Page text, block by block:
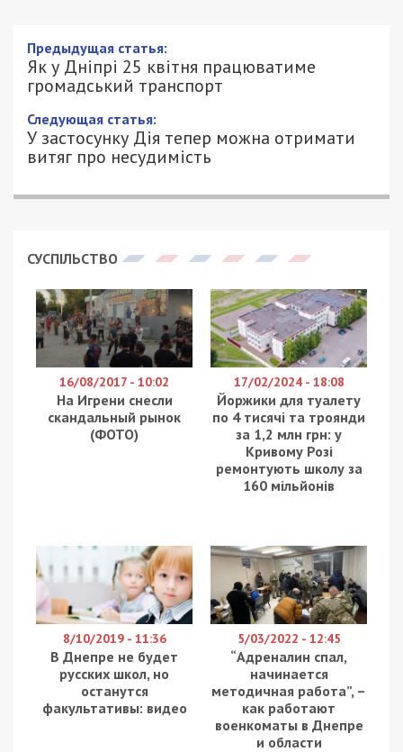
Предыдущая статья:
Як у Дніпрі 25 квітня працюватиме
громадський транспорт
Следующая статья:
У застосунку Дія тепер можна отримати
витяг про несудимість
СУСПІЛЬСТВО
16/08/2017 - 10:02
На Игрени снесли
скандальный рынок
(ФОТО)
17/02/2024 - 18:08
Йоржики для туалету
по 4 тисячі та троянди
за 1,2 млн грн: у
Кривому Розі
ремонтують школу за
160 мільйонів
8/10/2019 - 11:36
В Днепре не будет
русских школ, но
останутся
факультативы: видео
5/03/2022 - 12:45
“Адреналин спал,
начинается
методичная работа”, –
как работают
военкоматы в Днепре
и области